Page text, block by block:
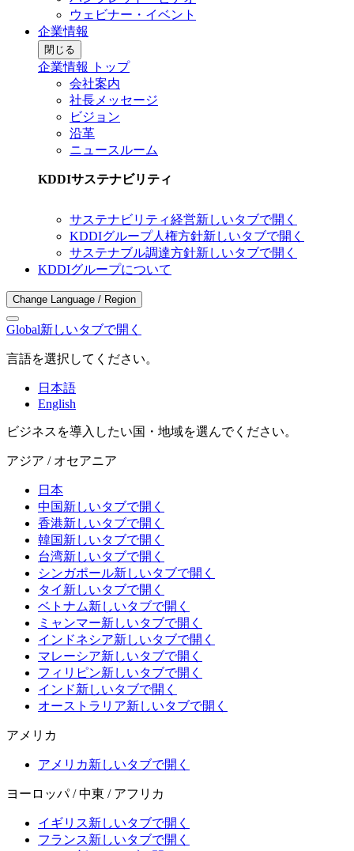
ウェビナー・イベント
企業情報
閉じる
企業情報 トップ
会社案内
社長メッセージ
ビジョン
沿革
ニュースルーム
KDDIサステナビリティ
サステナビリティ経営新しいタブで開く
KDDIグループ人権方針新しいタブで開く
サステナブル調達方針新しいタブで開く
KDDIグループについて
Change Language / Region
Global新しいタブで開く
言語を選択してください。
日本語
English
ビジネスを導入したい国・地域を選んでください。
アジア / オセアニア
日本
中国新しいタブで開く
香港新しいタブで開く
韓国新しいタブで開く
台湾新しいタブで開く
シンガポール新しいタブで開く
タイ 新しいタブで開く
ベトナム新しいタブで開く
ミャンマー新しいタブで開く
インドネシア新しいタブで開く
マレーシア新しいタブで開く
フィリピン新しいタブで開く
インド新しいタブで開く
オーストラリア新しいタブで開く
アメリカ
アメリカ新しいタブで開く
ヨーロッパ / 中東 / アフリカ
イギリス新しいタブで開く
フランス新しいタブで開く